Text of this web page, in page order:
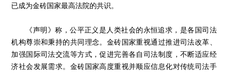
已成为金砖国家最高法院的共识。
《声明》称，公平正义是人类社会的永恒追求，是各国司法
机构尊崇和秉持的共同理念。金砖国家重视通过推进司法改革、
加强国际司法交流等方式，促进完善各自司法制度，不断适应经
济社会发展需求。金砖国家高度重视并顺应信息化对传统司法手